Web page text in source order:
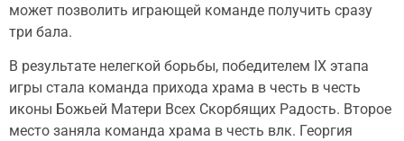
может позволить играющей команде получить сразу
три бала.
В результате нелегкой борьбы, победителем IX этапа
игры стала команда прихода храма в честь в честь
иконы Божьей Матери Всех Скорбящих Радость. Второе
место заняла команда храма в честь влк. Георгия